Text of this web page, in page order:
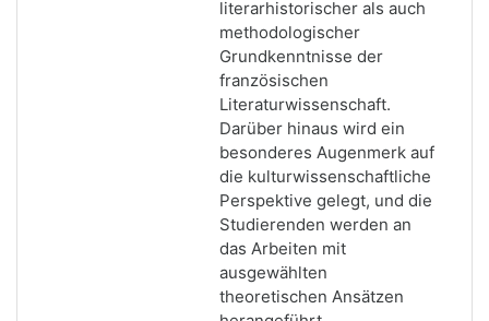
literarhistorischer als auch
methodologischer
Grundkenntnisse der
französischen
Literaturwissenschaft.
Darüber hinaus wird ein
besonderes Augenmerk auf
die kulturwissenschaftliche
Perspektive gelegt, und die
Studierenden werden an
das Arbeiten mit
ausgewählten
theoretischen Ansätzen